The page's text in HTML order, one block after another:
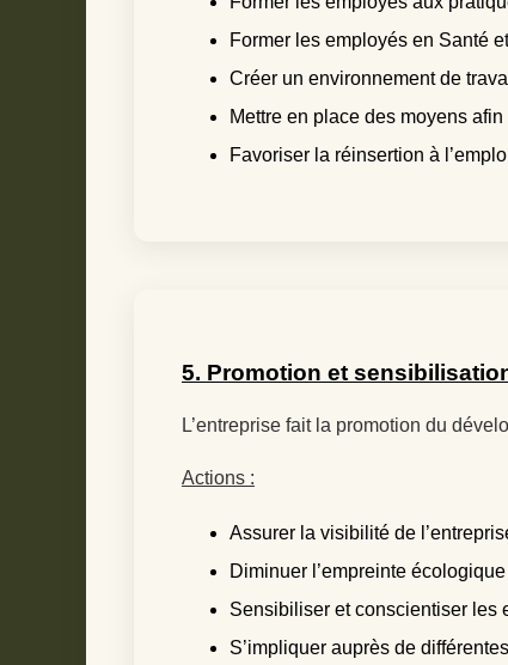
Former les employés en Santé
Créer un environnement de
Mettre en place des moyens
Favoriser la réinsertion à
5. Promotion et
L’entreprise fait la promotion du
Actions :
Assurer la visibilité de
Diminuer l’empreinte
Sensibiliser et conscientiser les
S’impliquer auprès de